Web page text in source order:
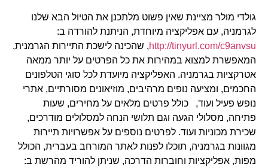
גולדי מולר מציינת שאין פשוט מלתכנן את הטיול הבא שלנו
לגרמניה, עם אפליקציה מיוחדת, הניתנת להורדה ב:
http://tinyurl.com/c9anvsu, שהכינה לישכת התיירות הגרמנית,
המאפשרת למצוא במהירות את כל הפרטים על יותר ממאה
אטרקציות בגרמניה. האפליקציה מיועדת לכל סוגי הטלפונים
החכמים, ומציעה נופים מרהיבים, מוזיאונים מסורתיים, אתרי
נופש פעיל ועוד, כולל פרטים מלאים על מחירים, שעות
פתיחה, מסלולי הגעה וגם תלושי הנחה למסלולים מודרכים,
שכירת מכוניות ועוד. לפרטים נוספים על אפשרויות תיירות
מגוונות בגרמניה, תוכלו לפנות לאתר המורחב בעברית, הכולל
מפות, אפליקציות וחוברות הדרכה, שניתן להוריד מהרשת ב: